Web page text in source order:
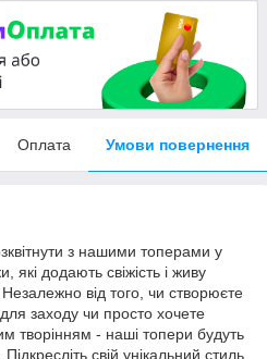
Оплата Умови повернення
з нашими топерами у
які додають свіжість і живу
від того, чи створюєте
заходу чи просто хочете
творінням - наші топери будуть
свій унікальний стиль